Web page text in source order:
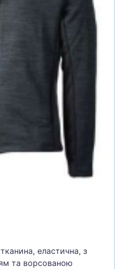
еластична, з
та ворсованою